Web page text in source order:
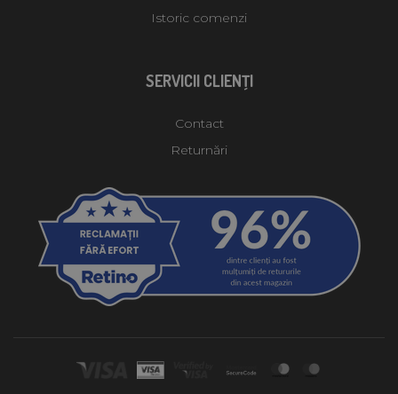
Istoric comenzi
SERVICII CLIENŢI
Contact
Returnări